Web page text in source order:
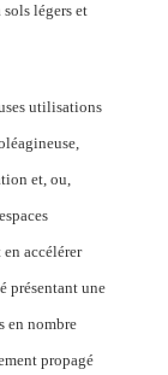
légers et
utilisations
et, ou,
accélérer
présentant une
en nombre
propagé